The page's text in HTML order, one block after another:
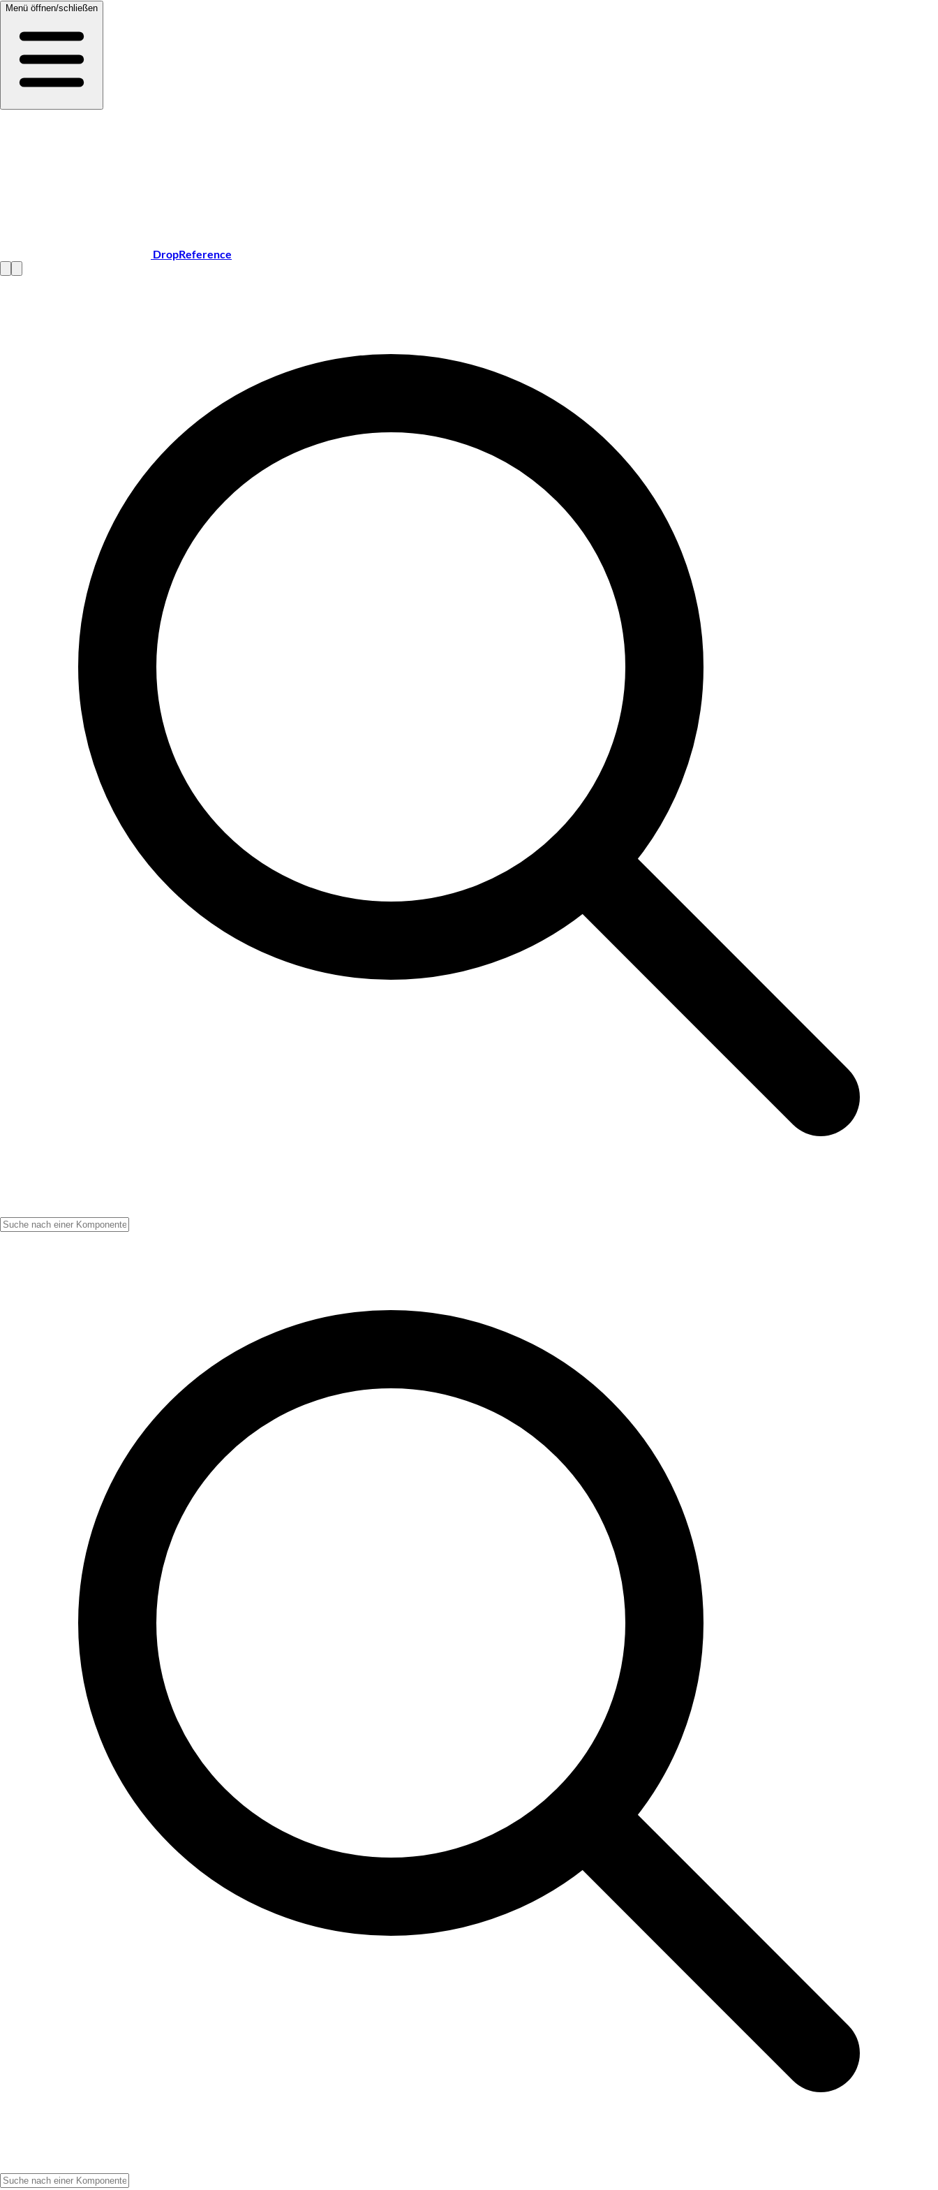
Menü öffnen/schließen
DropReference